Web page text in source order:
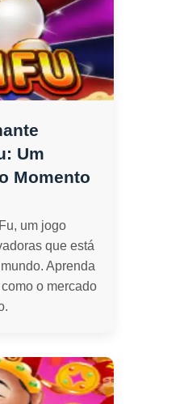
Um
Momento
um jogo
que está
Aprenda
o mercado